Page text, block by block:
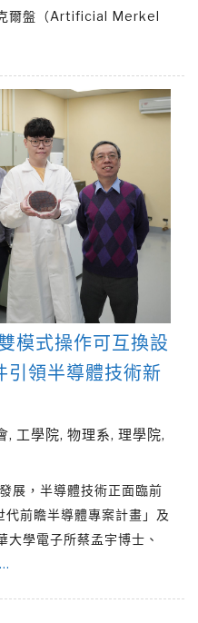
爾盤（Artificial Merkel
模式操作可互換設
領半導體技術新
, 工學院, 物理系, 理學院,
展，半導體技術正面臨前
前瞻半導體專案計畫」及
大學電子所蔡孟宇博士、
…